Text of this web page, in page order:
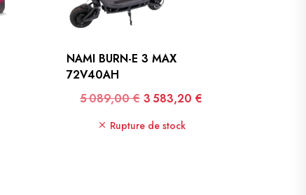
NAMI BURN-E 3 MAX
72V40AH
Prix de base
5 089,00 € Prix
3 583,20 €
Rupture de stock